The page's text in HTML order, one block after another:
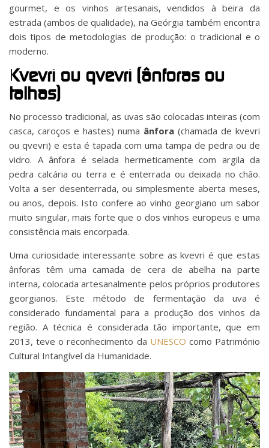
gourmet, e os vinhos artesanais, vendidos à beira da
estrada (ambos de qualidade), na Geórgia também encontra
dois tipos de metodologias de produção: o tradicional e o
moderno.
Kvevri ou qvevri (ânforas ou
talhas)
No processo tradicional, as uvas são colocadas inteiras (com
casca, caroços e hastes) numa ânfora (chamada de kvevri
ou qvevri) e esta é tapada com uma tampa de pedra ou de
vidro. A ânfora é selada hermeticamente com argila da
pedra calcária ou terra e é enterrada ou deixada no chão.
Volta a ser desenterrada, ou simplesmente aberta meses,
ou anos, depois. Isto confere ao vinho georgiano um sabor
muito singular, mais forte que o dos vinhos europeus e uma
consistência mais encorpada.
Uma curiosidade interessante sobre as kvevri é que estas
ânforas têm uma camada de cera de abelha na parte
interna, colocada artesanalmente pelos próprios produtores
georgianos. Este método de fermentação da uva é
considerado fundamental para a produção dos vinhos da
região. A técnica é considerada tão importante, que em
2013, teve o reconhecimento da UNESCO como Património
Cultural Intangível da Humanidade.